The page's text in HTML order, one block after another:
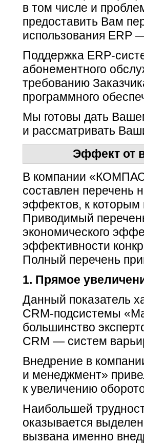
в том числе и
предоставить Вам
использования ERP
Поддержка ERP-
абонементного
требованию
программного
Мы готовы дать
и рассматривать
Эффект от
В компании
составлен перечень
эффектов, к которым
Приводимый
экономического
эффективности
Полный перечень
1. Прямое
Данный показатель
CRM-подсистемы
большинство
CRM — систем
Внедрение в
и менеджмент»
к увеличению
Наибольшей
оказывается
вызвана именно